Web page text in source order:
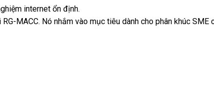
internet ổn định.
MACC. Nó nhắm vào mục tiêu dành cho phân khúc